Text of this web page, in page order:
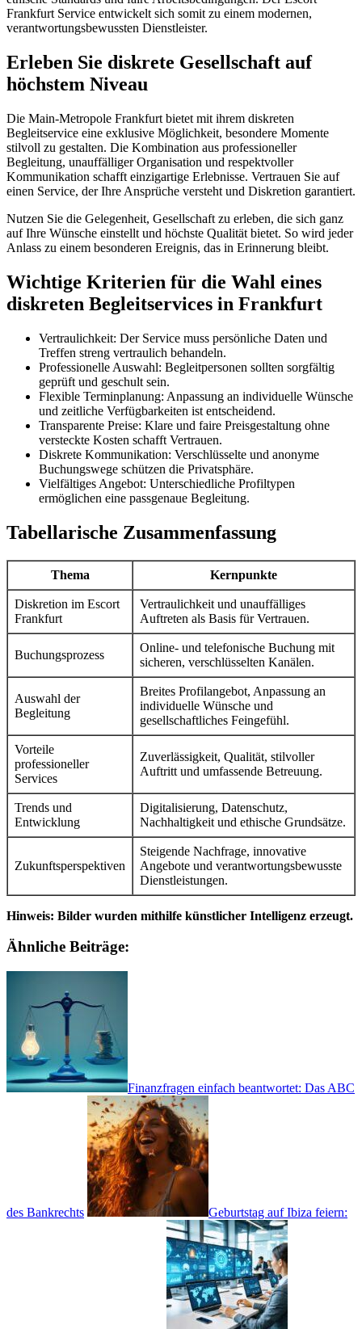
Frankfurt Service entwickelt sich somit zu einem modernen,
verantwortungsbewussten Dienstleister.
Erleben Sie diskrete Gesellschaft auf
höchstem Niveau
Die Main-Metropole Frankfurt bietet mit ihrem diskreten
Begleitservice eine exklusive Möglichkeit, besondere Momente
stilvoll zu gestalten. Die Kombination aus professioneller
Begleitung, unauffälliger Organisation und respektvoller
Kommunikation schafft einzigartige Erlebnisse. Vertrauen Sie auf
einen Service, der Ihre Ansprüche versteht und Diskretion garantiert.
Nutzen Sie die Gelegenheit, Gesellschaft zu erleben, die sich ganz
auf Ihre Wünsche einstellt und höchste Qualität bietet. So wird jeder
Anlass zu einem besonderen Ereignis, das in Erinnerung bleibt.
Wichtige Kriterien für die Wahl eines
diskreten Begleitservices in Frankfurt
Vertraulichkeit: Der Service muss persönliche Daten und
Treffen streng vertraulich behandeln.
Professionelle Auswahl: Begleitpersonen sollten sorgfältig
geprüft und geschult sein.
Flexible Terminplanung: Anpassung an individuelle Wünsche
und zeitliche Verfügbarkeiten ist entscheidend.
Transparente Preise: Klare und faire Preisgestaltung ohne
versteckte Kosten schafft Vertrauen.
Diskrete Kommunikation: Verschlüsselte und anonyme
Buchungswege schützen die Privatsphäre.
Vielfältiges Angebot: Unterschiedliche Profiltypen
ermöglichen eine passgenaue Begleitung.
Tabellarische Zusammenfassung
Thema Kernpunkte
Diskretion im Escort
Frankfurt
Vertraulichkeit und unauffälliges
Auftreten als Basis für Vertrauen.
Buchungsprozess
Online- und telefonische Buchung mit
sicheren, verschlüsselten Kanälen.
Auswahl der
Begleitung
Breites Profilangebot, Anpassung an
individuelle Wünsche und
gesellschaftliches Feingefühl.
Vorteile
professioneller
Services
Zuverlässigkeit, Qualität, stilvoller
Auftritt und umfassende Betreuung.
Trends und
Entwicklung
Digitalisierung, Datenschutz,
Nachhaltigkeit und ethische Grundsätze.
Zukunftsperspektiven
Steigende Nachfrage, innovative
Angebote und verantwortungsbewusste
Dienstleistungen.
Hinweis: Bilder wurden mithilfe künstlicher Intelligenz erzeugt.
Ähnliche Beiträge:
Finanzfragen einfach beantwortet: Das ABC
des Bankrechts Geburtstag auf Ibiza feiern: